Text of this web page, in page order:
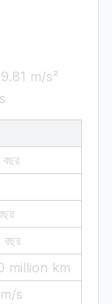
m/s²
বছর
million km
s